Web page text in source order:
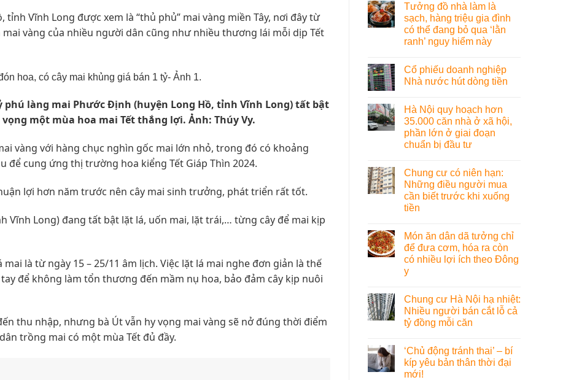
Vĩnh Long được xem là “thủ phủ” mai vàng miền Tây, nơi đây từ
vàng của nhiều người dân cũng như nhiều thương lái mỗi dịp Tết
làng mai Phước Định (huyện Long Hồ, tỉnh Vĩnh Long) tất bật
một mùa hoa mai Tết thắng lợi. Ảnh: Thúy Vy.
vàng với hàng chục nghìn gốc mai lớn nhỏ, trong đó có khoảng
để cung ứng thị trường hoa kiểng Tết Giáp Thìn 2024.
lợi hơn năm trước nên cây mai sinh trưởng, phát triển rất tốt.
Vĩnh Long) đang tất bật lặt lá, uốn mai, lặt trái,… từng cây để mai kịp
là từ ngày 15 – 25/11 âm lịch. Việc lặt lá mai nghe đơn giản là thế
để không làm tổn thương đến mầm nụ hoa, bảo đảm cây kịp nuôi
thu nhập, nhưng bà Út vẫn hy vọng mai vàng sẽ nở đúng thời điểm
trồng mai có một mùa Tết đủ đầy.
Tưởng đồ nhà làm là
sạch, hàng triệu gia đình
có thể đang bỏ qua ‘lằn
ranh’ nguy hiểm này
Cổ phiếu doanh nghiệp
Nhà nước hút dòng tiền
Hà Nội quy hoạch hơn
35.000 căn nhà ở xã hội,
phần lớn ở giai đoạn
chuẩn bị đầu tư
Chung cư có niên hạn:
Những điều người mua
cần biết trước khi xuống
tiền
Món ăn dân dã tưởng chỉ
để đưa cơm, hóa ra còn
có nhiều lợi ích theo Đông
y
Chung cư Hà Nội hạ nhiệt:
Nhiều người bán cắt lỗ cả
tỷ đồng mỗi căn
‘Chủ động tránh thai’ – bí
kíp yêu bản thân thời đại
mới!